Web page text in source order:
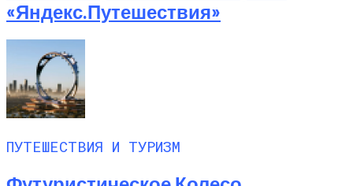
«Яндекс.Путешествия»
ПУТЕШЕСТВИЯ И ТУРИЗМ